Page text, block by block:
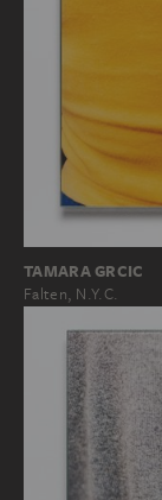
TAMARA GRCIC
Falten, N.Y.C.